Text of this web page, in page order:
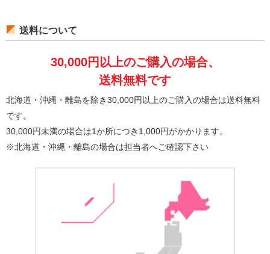
送料について
30,000円以上のご購入の場合、
送料無料です
北海道・沖縄・離島を除き30,000円以上のご購入の場合は送料無料
です。
30,000円未満の場合は1か所につき1,000円がかかります。
※北海道・沖縄・離島の場合は担当者へご確認下さい